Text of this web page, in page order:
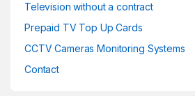
Television without a contract
Prepaid TV Top Up Cards
CCTV Cameras Monitoring Systems
Contact